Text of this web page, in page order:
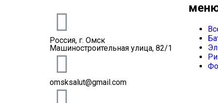
Россия, г. Омск
Машиностроительная улица, 82/1
omsksalut@gmail.com